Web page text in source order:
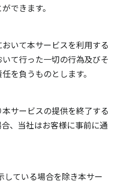
できます。
いて本サービスを利用する
て行った一切の行為及びそ
を負うものとします。
サービスの提供を終了する
、当社はお客様に事前に通
している場合を除き本サー